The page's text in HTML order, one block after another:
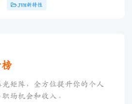
JVM新特性
矩阵，全方位提升你的个人
场机会和收入。